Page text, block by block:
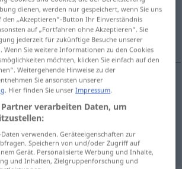
Übersetzung anklicken/antippen)
FIG UMG
dienen, werden nur gespeichert, wenn Sie uns
den „Akzeptieren“-Button Ihr Einverständnis
auf „Fortfahren ohne Akzeptieren“. Sie
jederzeit für zukünftige Besuche unserer
Wenn Sie weitere Informationen zu den Cookies
möchten, klicken Sie einfach auf den
Weitergehende Hinweise zu der
Sie ansonsten unserer
. Hier finden Sie unserImpressum.
verarbeiten Daten, um
verwenden. Geräteeigenschaften zur
Speichern von und/oder Zugriff auf
Gerät. Personalisierte Werbung und Inhalte,
und Inhalten, Zielgruppenforschung und